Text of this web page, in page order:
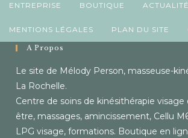
ENTREPRISE BOUTIQUE
MENTIONS LÉGALES PLAN DU SITE
À Propos
Le site de Mélody Person, masseuse-
La Rochelle.
Centre de soins de kinésithérapie visage
être, massages, amincissement, Cellu
LPG visage, formations. Boutique en